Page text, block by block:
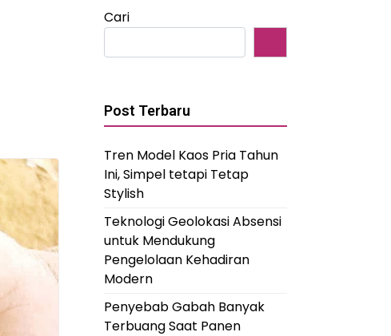
Cari
Post Terbaru
Tren Model Kaos Pria Tahun
Ini, Simpel tetapi Tetap
Stylish
Teknologi Geolokasi Absensi
untuk Mendukung
Pengelolaan Kehadiran
Modern
Penyebab Gabah Banyak
Terbuang Saat Panen